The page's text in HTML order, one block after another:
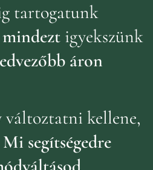
tartogatunk
mindezt igyekszünk
áron
változtatni kellene,
Mi segítségedre